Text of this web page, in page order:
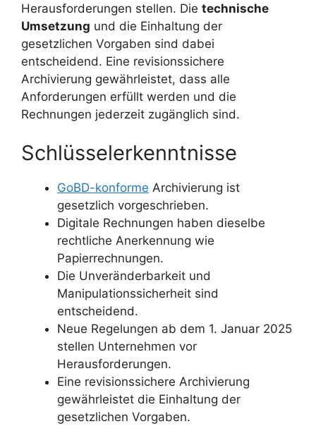
Herausforderungen stellen. Die technische
Umsetzung und die Einhaltung der
gesetzlichen Vorgaben sind dabei
entscheidend. Eine revisionssichere
Archivierung gewährleistet, dass alle
Anforderungen erfüllt werden und die
Rechnungen jederzeit zugänglich sind.
Schlüsselerkenntnisse
GoBD-konforme Archivierung ist
gesetzlich vorgeschrieben.
Digitale Rechnungen haben dieselbe
rechtliche Anerkennung wie
Papierrechnungen.
Die Unveränderbarkeit und
Manipulationssicherheit sind
entscheidend.
Neue Regelungen ab dem 1. Januar 2025
stellen Unternehmen vor
Herausforderungen.
Eine revisionssichere Archivierung
gewährleistet die Einhaltung der
gesetzlichen Vorgaben.